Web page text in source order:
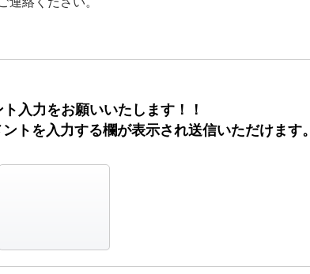
入力をお願いいたします！！
トを入力する欄が表示され送信いただけます。